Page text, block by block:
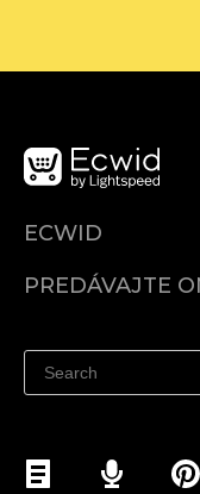
ECWID
Cenník
PREDÁVAJTE
Predávajte na
Predávať na